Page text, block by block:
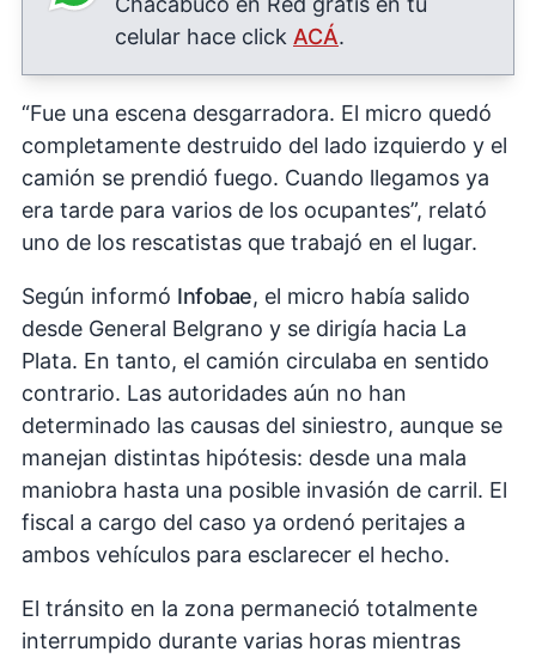
celular hace click ACÁ.
“Fue una escena desgarradora. El micro quedó
completamente destruido del lado izquierdo y el
camión se prendió fuego. Cuando llegamos ya
era tarde para varios de los ocupantes”, relató
uno de los rescatistas que trabajó en el lugar.
Según informó Infobae, el micro había salido
desde General Belgrano y se dirigía hacia La
Plata. En tanto, el camión circulaba en sentido
contrario. Las autoridades aún no han
determinado las causas del siniestro, aunque se
manejan distintas hipótesis: desde una mala
maniobra hasta una posible invasión de carril. El
fiscal a cargo del caso ya ordenó peritajes a
ambos vehículos para esclarecer el hecho.
El tránsito en la zona permaneció totalmente
interrumpido durante varias horas mientras